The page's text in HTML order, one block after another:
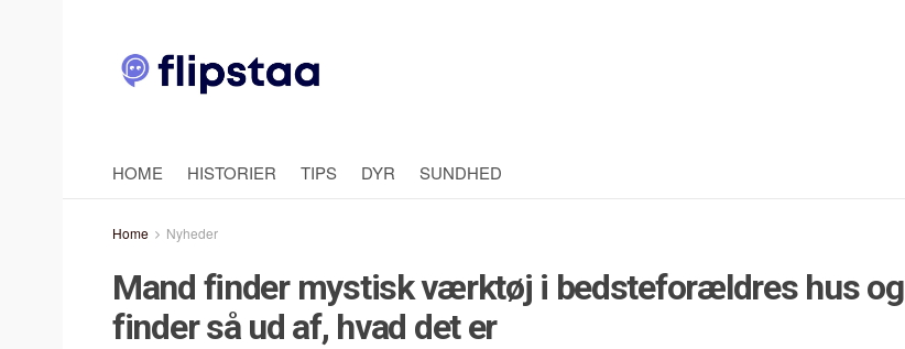
HOME HISTORIER TIPS DYR SUNDHED
Home Nyheder
Mand finder mystisk værktøj i bedsteforældres hus og
finder så ud af, hvad det er